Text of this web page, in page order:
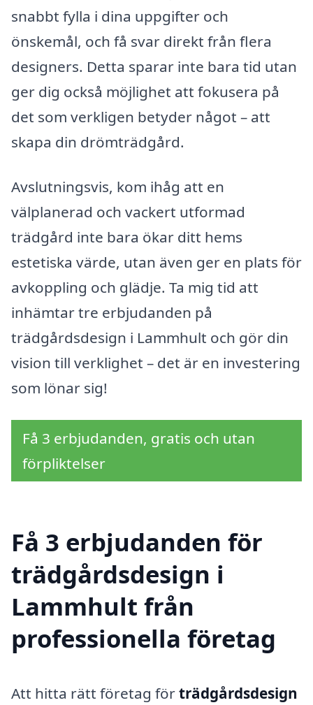
snabbt fylla i dina uppgifter och
önskemål, och få svar direkt från flera
designers. Detta sparar inte bara tid utan
ger dig också möjlighet att fokusera på
det som verkligen betyder något – att
skapa din drömträdgård.
Avslutningsvis, kom ihåg att en
välplanerad och vackert utformad
trädgård inte bara ökar ditt hems
estetiska värde, utan även ger en plats för
avkoppling och glädje. Ta mig tid att
inhämtar tre erbjudanden på
trädgårdsdesign i Lammhult och gör din
vision till verklighet – det är en investering
som lönar sig!
Få 3 erbjudanden, gratis och utan
förpliktelser
Få 3 erbjudanden för
trädgårdsdesign i
Lammhult från
professionella företag
Att hitta rätt företag förträdgårdsdesign